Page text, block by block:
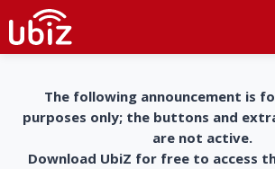
The following announcement is
purposes only; the buttons and
are not active.
Download UbiZ for free to access